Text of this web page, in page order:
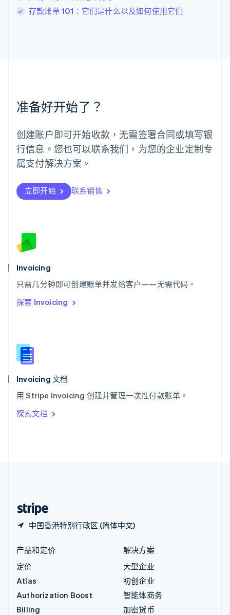
存款账单 101：它们是什么以及如何使用它们
准备好开始了？
创建账户即可开始收款，无需签署合同或填写银
行信息。您也可以联系我们，为您的企业定制专
属支付解决方案。
立即开始 联系销售
Invoicing
只需几分钟即可创建账单并发给客户——无需代码。
探索 Invoicing
Invoicing 文档
用 Stripe Invoicing 创建并管理一次性付款账单。
探索文档
中国香港特别行政区 (简体中文)
马尔他
English
葡萄牙
日本
日本語English
瑞典
SvenskaEnglish
Deutsch FrançaisItaliano English
塞浦路斯
English
ไทยEnglish
希腊
English
西班牙
新西兰
English
匈牙利
English
ItalianoEnglish
印度
English
产品和定价
定价
Atlas
Authorization Boost
Billing
解决方案
大型企业
初创企业
智能体商务
加密货币